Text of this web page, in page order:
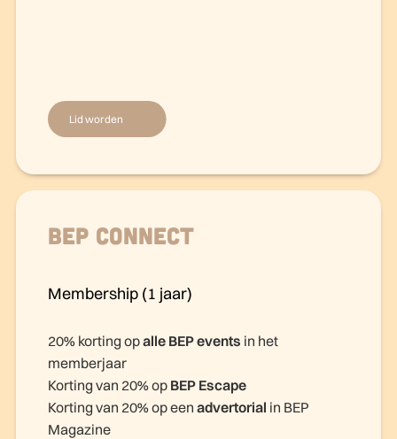
Lid worden
BEP Connect
Membership (1 jaar)
20% korting opalle BEP events in het
memberjaar
Korting van 20% op BEP Escape
Korting van 20% op een advertorial in BEP
Magazine